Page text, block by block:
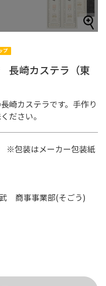
長崎カステラ（東
崎カステラです。手作り
ださい。
包装はメーカー包装紙
商事事業部(そごう)